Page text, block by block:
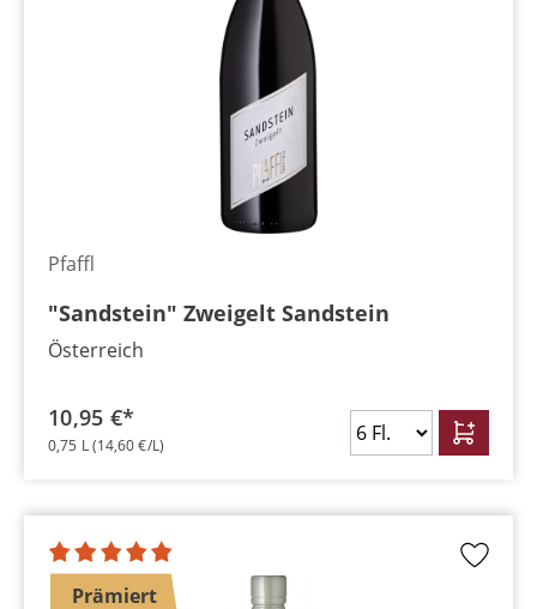
Pfaffl
"Sandstein" Zweigelt Sandstein
Österreich
10,95 €*
0,75 L(14,60 €/L)
Prämiert